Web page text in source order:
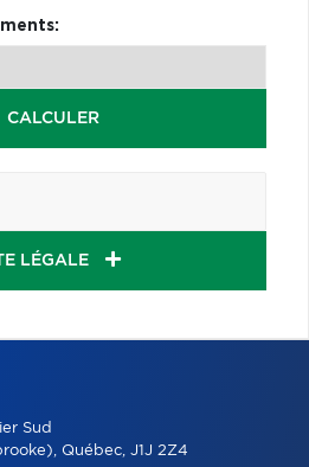
CALCULER
LÉGALE
Sud
Québec, J1J 2Z4